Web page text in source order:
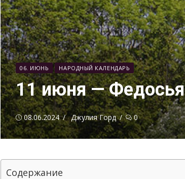
06. ИЮНЬ НАРОДНЫЙ КАЛЕНДАРЬ
11 июня — Федосья
Опубликовано
08.06.2024 Автор
Джулия Горд 0
Содержание